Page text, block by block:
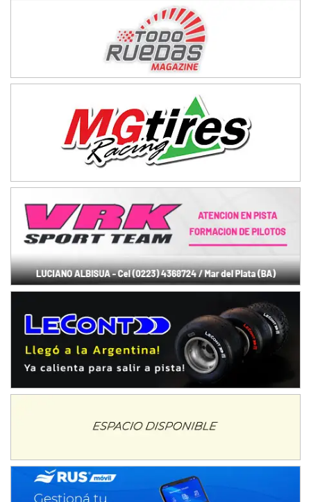
José Samuel Sánchez (Tierra)
TUCUMANO - F5
El Timbó (Tucumán)
COBERTURA ESPECIAL DE E-KART.COM.AR
08/09-AGO
Ramiro Tot (Asfalto)
KDO - F6
Ciudad de Trenque Lauquen (Asfalto)
ENTRERRIANO - F6 (POSTERGADA)
Parque de la Velocidad (Asfalto)
VICTORIENSE - F7
El Cerro (Tierra)
Victoria (Entre Ríos)
PATAGONICO - F6
Humboldt (Santa Fe)
NORESTE SANTAFESINO - F6